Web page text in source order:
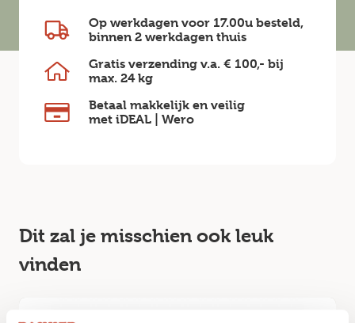
Op werkdagen voor 17.00u besteld,
binnen 2 werkdagen thuis
Gratis verzending v.a. € 100,- bij
max. 24 kg
Betaal makkelijk en veilig
met iDEAL | Wero
Dit zal je misschien ook leuk
vinden